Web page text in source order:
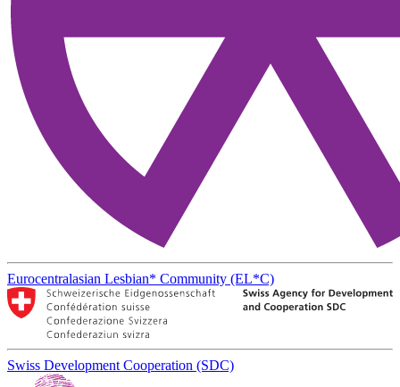
Eurocentralasian Lesbian* Community (EL*C)
Swiss Development Cooperation (SDC)